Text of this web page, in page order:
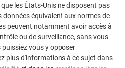
les États-Unis ne disposent pas
données équivalent aux normes de
peuvent notamment avoir accès à
ou de surveillance, sans vous
vous y opposer
plus d'informations à ce sujet dans